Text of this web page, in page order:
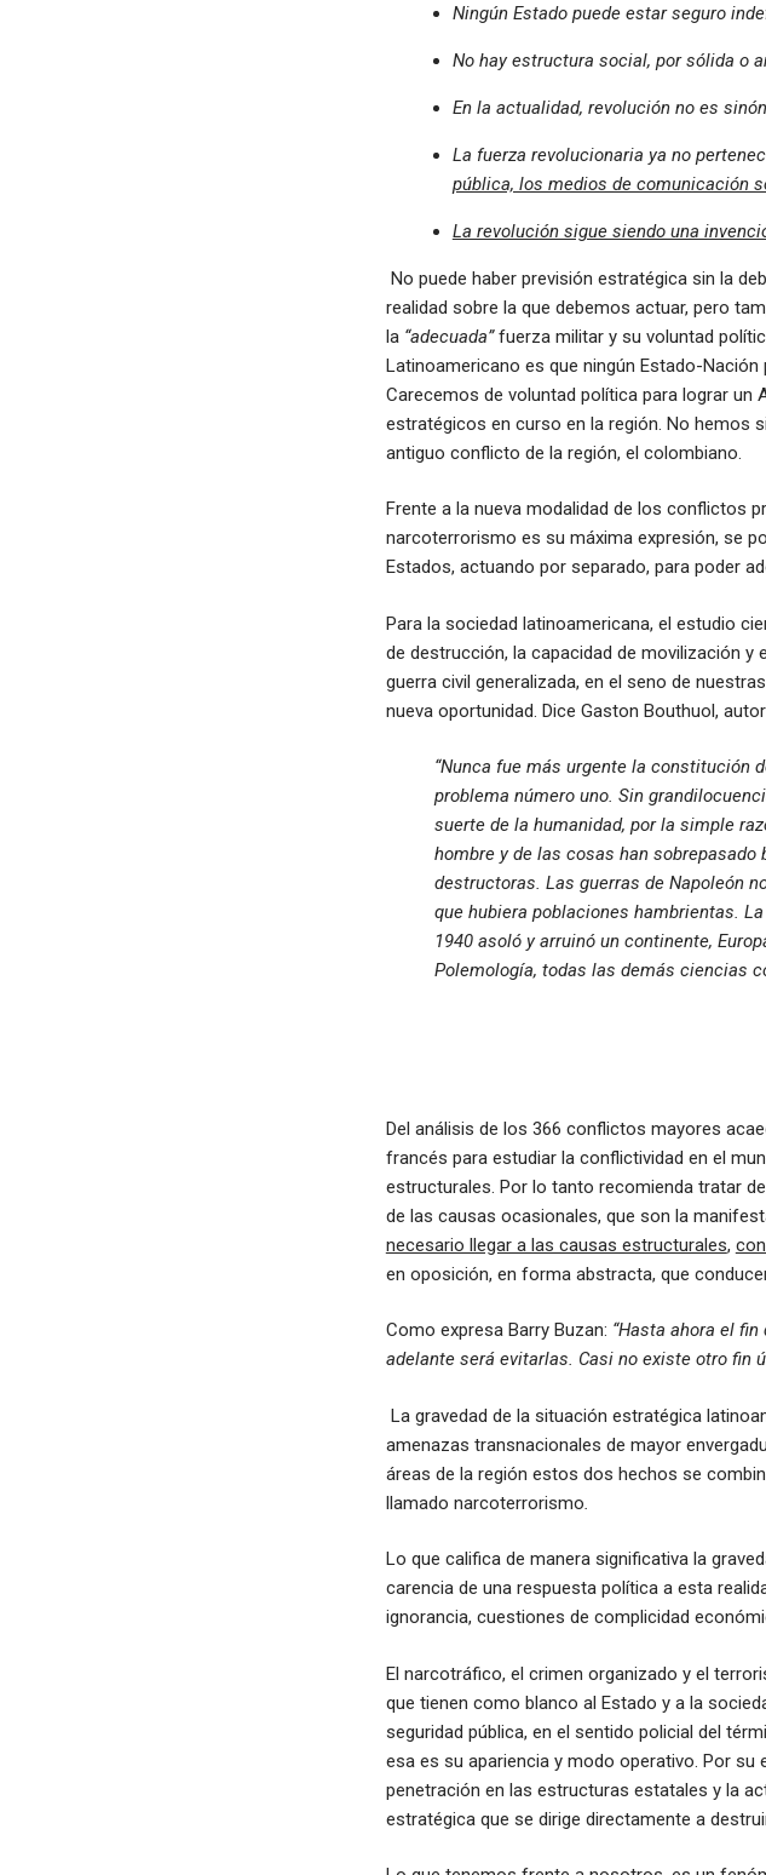
Ningún Estado puede estar seguro
No hay estructura social, por sólida o
En la actualidad, revolución no es
La fuerza revolucionaria ya no
pública, los medios de comunicación
La revolución sigue siendo una
No puede haber previsión estratégica sin la
realidad sobre la que debemos actuar, pero
la “adecuada”fuerza militar y su voluntad
Latinoamericano es que ningún Estado-
Carecemos de voluntad política para lograr un
estratégicos en curso en la región. No hemos
antiguo conflicto de la región, el colombiano.
Frente a la nueva modalidad de los conflictos
narcoterrorismo es su máxima expresión, se
Estados, actuando por separado, para poder
Para la sociedad latinoamericana, el estudio
de destrucción, la capacidad de movilización y
guerra civil generalizada, en el seno de
nueva oportunidad. Dice Gaston Bouthuol,
“Nunca fue más urgente la constitución
problema número uno. Sin
suerte de la humanidad, por la simple
hombre y de las cosas han
destructoras. Las guerras de Napoleón
que hubiera poblaciones hambrientas.
1940 asoló y arruinó un continente,
Polemología, todas las demás ciencias
Del análisis de los 366 conflictos mayores
francés para estudiar la conflictividad en el
estructurales. Por lo tanto recomienda tratar
de las causas ocasionales, que son la
necesario llegar a las causas estructurales,
en oposición, en forma abstracta, que
Como expresa Barry Buzan: “Hasta ahora el
adelante será evitarlas. Casi no existe otro fin
La gravedad de la situación estratégica
amenazas transnacionales de mayor
áreas de la región estos dos hechos se
llamado narcoterrorismo.
Lo que califica de manera significativa la
carencia de una respuesta política a esta
ignorancia, cuestiones de complicidad
El narcotráfico, el crimen organizado y el
que tienen como blanco al Estado y a la
seguridad pública, en el sentido policial del
esa es su apariencia y modo operativo. Por su
penetración en las estructuras estatales y la
estratégica que se dirige directamente a